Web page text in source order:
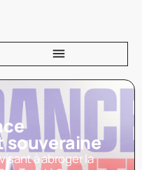
souveraine
visant à abroger la